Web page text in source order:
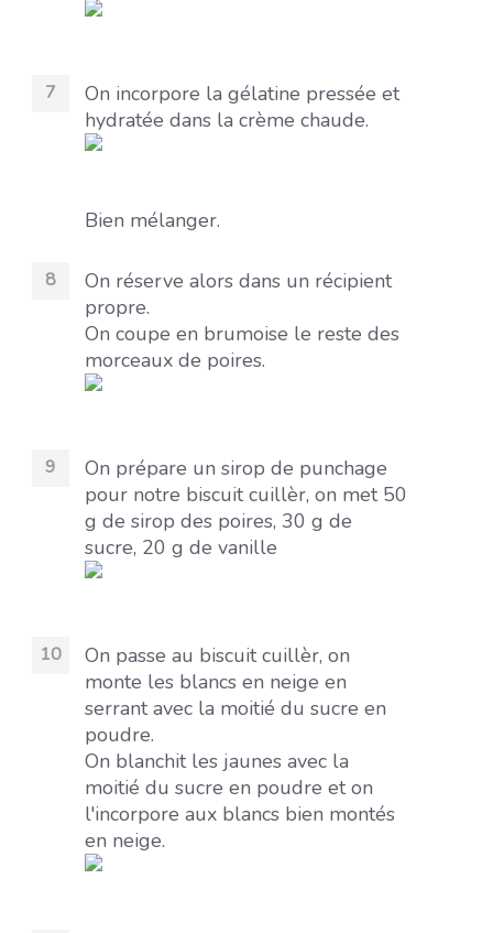
On incorpore la gélatine pressée et
hydratée dans la crème chaude.
Bien mélanger.
On réserve alors dans un récipient
propre.
On coupe en brumoise le reste des
morceaux de poires.
On prépare un sirop de punchage
pour notre biscuit cuillèr, on met 50
g de sirop des poires, 30 g de
sucre, 20 g de vanille
On passe au biscuit cuillèr, on
monte les blancs en neige en
serrant avec la moitié du sucre en
poudre.
On blanchit les jaunes avec la
moitié du sucre en poudre et on
l'incorpore aux blancs bien montés
en neige.